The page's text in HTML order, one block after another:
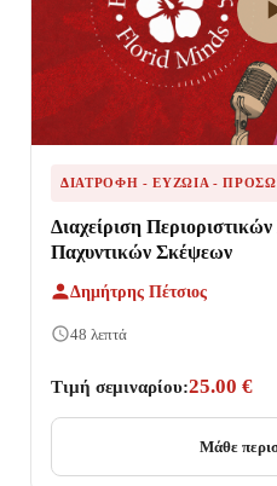
ΔΙΑΤΡΟΦΉ - ΕΥΖΩΊΑ -
Διαχείριση
Παχυντικών Σκέψεων
Δημήτρης Πέτσιος
48 λεπτά
Τιμή σεμιναρίου:25.00 €
Μάθε